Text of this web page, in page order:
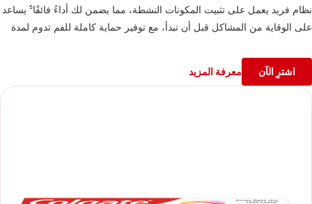
نظام فريد يعمل على تثبيت المكونات النشطة، مما يضمن لك أداءً فائقًا⁵ يساعد
على الوقاية من المشاكل قبل أن تبدأ، مع توفير حماية كاملة للفم تدوم لمدة
العناية بالفم الشائعة⁵
⁵تقليل طبقة البلاك مقارنةً بأي معجون أسنان بالفلورايد، مع الاستخدام المستمر
اشترِ الآن معرفة المزيد